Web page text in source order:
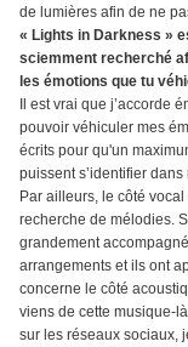
de lumières afin de ne
« Lights in Darkness »
sciemment recherché
les émotions que tu
Il est vrai que j’accorde
pouvoir véhiculer mes
écrits pour qu'un
puissent s’identifier
Par ailleurs, le côté
recherche de mélodies.
grandement
arrangements et ils ont
concerne le côté
viens de cette musique-
sur les réseaux sociaux,